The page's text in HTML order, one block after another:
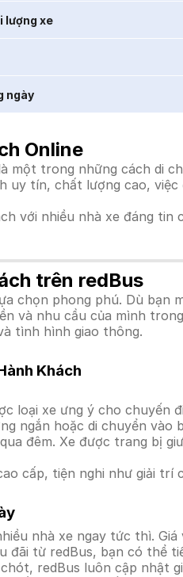
lượng xe
ngày
Online
trong những cách di
uy tín, chất lượng cao,
với nhiều nhà xe đáng
trên redBus
chọn phong phú. Dù bạn
và nhu cầu của mình
tình hình giao thông.
Khách
loại xe ưng ý cho chuyến
ngắn hoặc di chuyển vào
đêm. Xe được trang bị
cấp, tiện nghi như giải
nhà xe ngay tức thì.
đãi từ redBus, bạn có thể
redBus luôn cập nhật